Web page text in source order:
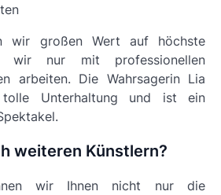
wir großen Wert auf höchste
wir nur mit professionellen
arbeiten. Die Wahrsagerin Lia
Unterhaltung und ist ein
weiteren Künstlern?
wir Ihnen nicht nur die